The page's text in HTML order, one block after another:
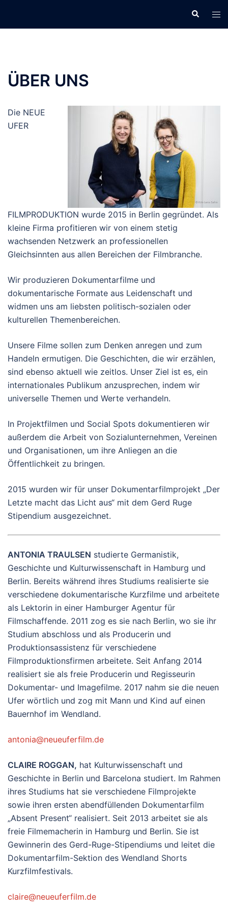
Suche
ÜBER UNS
Die NEUE
UFER
FILMPRODUKTION wurde 2015 in Berlin gegründet. Als
kleine Firma profitieren wir von einem stetig
wachsenden Netzwerk an professionellen
Gleichsinnten aus allen Bereichen der Filmbranche.
Wir produzieren Dokumentarfilme und
dokumentarische Formate aus Leidenschaft und
widmen uns am liebsten politisch-sozialen oder
kulturellen Themenbereichen.
Unsere Filme sollen zum Denken anregen und zum
Handeln ermutigen. Die Geschichten, die wir erzählen,
sind ebenso aktuell wie zeitlos. Unser Ziel ist es, ein
internationales Publikum anzusprechen, indem wir
universelle Themen und Werte verhandeln.
In Projektfilmen und Social Spots dokumentieren wir
außerdem die Arbeit von Sozialunternehmen, Vereinen
und Organisationen, um ihre Anliegen an die
Öffentlichkeit zu bringen.
2015 wurden wir für unser Dokumentarfilmprojekt „Der
Letzte macht das Licht aus“ mit dem Gerd Ruge
Stipendium ausgezeichnet.
ANTONIA TRAULSEN studierte Germanistik,
Geschichte und Kulturwissenschaft in Hamburg und
Berlin. Bereits während ihres Studiums realisierte sie
verschiedene dokumentarische Kurzfilme und arbeitete
als Lektorin in einer Hamburger Agentur für
Filmschaffende. 2011 zog es sie nach Berlin, wo sie ihr
Studium abschloss und als Producerin und
Produktionsassistenz für verschiedene
Filmproduktionsfirmen arbeitete. Seit Anfang 2014
realisiert sie als freie Producerin und Regisseurin
Dokumentar- und Imagefilme. 2017 nahm sie die neuen
Ufer wörtlich und zog mit Mann und Kind auf einen
Bauernhof im Wendland.
antonia@neueuferfilm.de
CLAIRE ROGGAN, hat Kulturwissenschaft und
Geschichte in Berlin und Barcelona studiert. Im Rahmen
ihres Studiums hat sie verschiedene Filmprojekte
sowie ihren ersten abendfüllenden Dokumentarfilm
„Absent Present“ realisiert. Seit 2013 arbeitet sie als
freie Filmemacherin in Hamburg und Berlin. Sie ist
Gewinnerin des Gerd-Ruge-Stipendiums und leitet die
Dokumentarfilm-Sektion des Wendland Shorts
Kurzfilmfestivals.
claire@neueuferfilm.de